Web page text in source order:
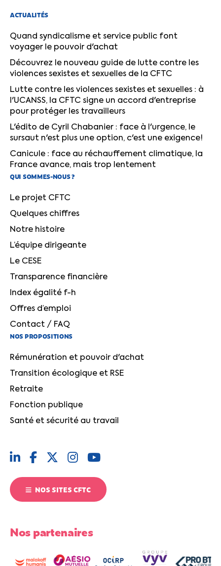
ACTUALITÉS
Quand syndicalisme et service public font
voyager le pouvoir d'achat
Découvrez le nouveau guide de lutte contre les
violences sexistes et sexuelles de la CFTC
Lutte contre les violences sexistes et sexuelles : à
l'UCANSS, la CFTC signe un accord d'entreprise
pour protéger les travailleurs
L'édito de Cyril Chabanier : face à l'urgence, le
sursaut n'est plus une option, c'est une exigence!
Canicule : face au réchauffement climatique, la
France avance, mais trop lentement
QUI SOMMES-NOUS ?
Le projet CFTC
Quelques chiffres
Notre histoire
L’équipe dirigeante
Le CESE
Transparence financière
Index égalité f-h
Offres d’emploi
Contact / FAQ
NOS PROPOSITIONS
Rémunération et pouvoir d'achat
Transition écologique et RSE
Retraite
Fonction publique
Santé et sécurité au travail
NOS SITES CFTC
Nos partenaires